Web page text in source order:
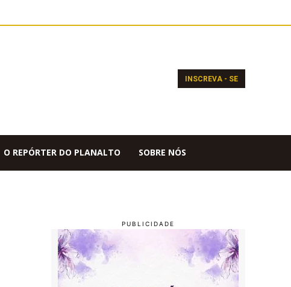
INSCREVA - SE
O REPÓRTER DO PLANALTO SOBRE NÓS